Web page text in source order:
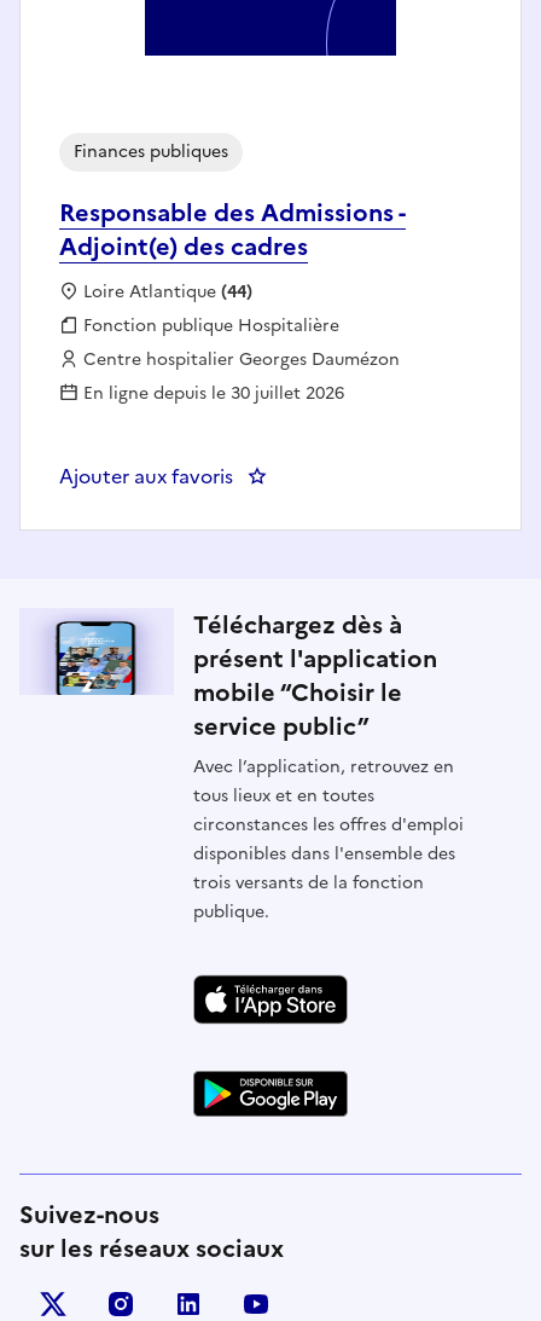
Responsable des Admissions -
Adjoint(e) des cadres
Finances publiques
Localisation :
Loire Atlantique(44)
Fonction publique :
Fonction publique Hospitalière
Employeur :
Centre hospitalier Georges Daumézon
En ligne depuis le 30 juillet 2026
Ajouter aux favoris : Responsable des Admissions -
Téléchargez dès à
présent l'application
mobile “Choisir le
service public”
Avec l’application, retrouvez en
tous lieux et en toutes
circonstances les offres d'emploi
disponibles dans l'ensemble des
trois versants de la fonction
publique.
Suivez-nous
sur les réseaux sociaux
X (anciennement Twitter)
instagramlinkedin